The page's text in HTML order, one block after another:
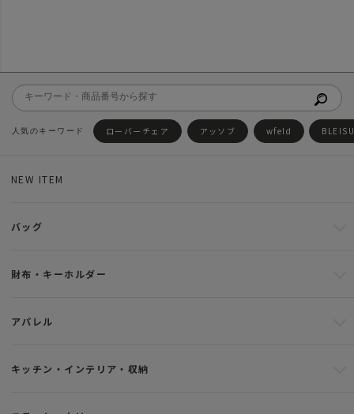
ローバーチェア アッソブ wfeld
NEW ITEM
バッグ
財布・キーホルダー
アパレル
キッチン・インテリア・収納